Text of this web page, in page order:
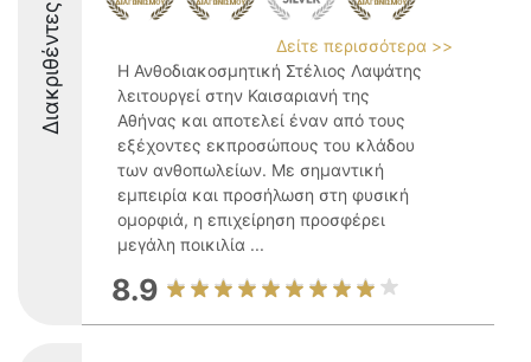
Διακριθέντες
Δείτε περισσότερα >>
Η Ανθοδιακοσμητική Στέλιος Λαψάτης
λειτουργεί στην Καισαριανή της
Αθήνας και αποτελεί έναν από τους
εξέχοντες εκπροσώπους του κλάδου
των ανθοπωλείων. Με σημαντική
εμπειρία και προσήλωση στη φυσική
ομορφιά, η επιχείρηση προσφέρει
μεγάλη ποικιλία ...
8.9